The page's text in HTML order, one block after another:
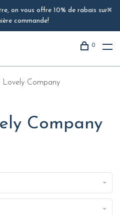
on vous offre 10% de rabais sur
commande!
0
Company
Company